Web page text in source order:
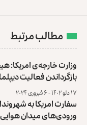
مطالب مرتبط
وزارت خارجه‌ی امریکا:
بازگرداندن فعالیت
۱۷ دلو ۱۴۰۲ - ۶ فبروری ۲۰۲۴
سفارت امریکا به
ورودی‌های میدان